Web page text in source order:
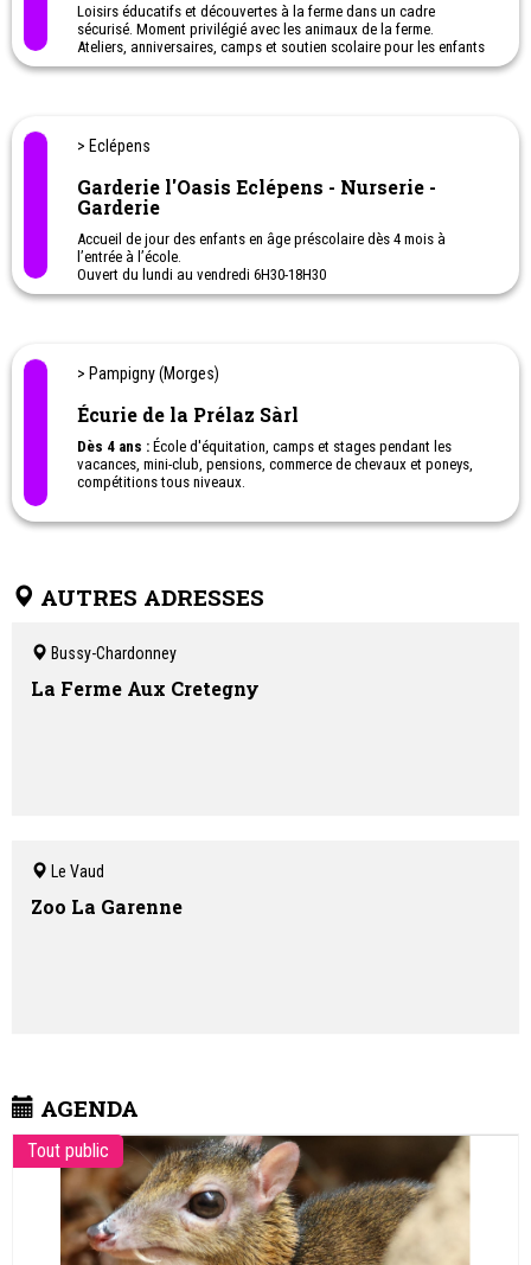
Loisirs éducatifs et découvertes à la ferme dans un cadre
sécurisé. Moment privilégié avec les animaux de la ferme.
Ateliers, anniversaires, camps et soutien scolaire pour les enfants
de 4 à 10 ans (selon les activités).
Une ferme pédagogique pour les enfants, avec des animaux de
ferme, dans la nature.
> Eclépens
Garderie l'Oasis Eclépens - Nurserie -
Garderie
Accueil de jour des enfants en âge préscolaire dès 4 mois à
l’entrée à l’école.
Ouvert du lundi au vendredi 6H30-18H30
Capacité d'accueil : 44 places
> Pampigny (Morges)
Écurie de la Prélaz Sàrl
Dès 4 ans : École d'équitation, camps et stages pendant les
vacances, mini-club, pensions, commerce de chevaux et poneys,
compétitions tous niveaux.
AUTRES ADRESSES
Bussy-Chardonney
La Ferme Aux Cretegny
Le Vaud
Zoo La Garenne
AGENDA
Tout public